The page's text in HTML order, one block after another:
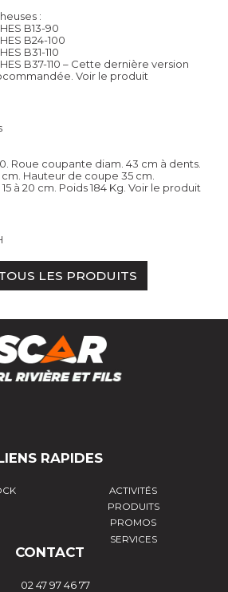
:
B13-90
B24-100
B31-110
B37-110 – Cette dernière version
Voir le produit
Roue coupante diam. 43 cm à dents.
cm. Hauteur de coupe 35 cm.
à 20 cm. Poids 184 Kg. Voir le produit
LES PRODUITS
RAPIDES
ACTIVITÉS
PRODUITS
PROMOS
SERVICES
CONTACT
02 47 97 46 77